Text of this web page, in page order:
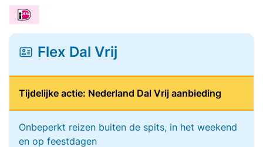
Flex Dal Vrij
Tijdelijke actie: Nederland Dal Vrij aanbieding
Onbeperkt reizen buiten de spits, in het weekend
en op feestdagen